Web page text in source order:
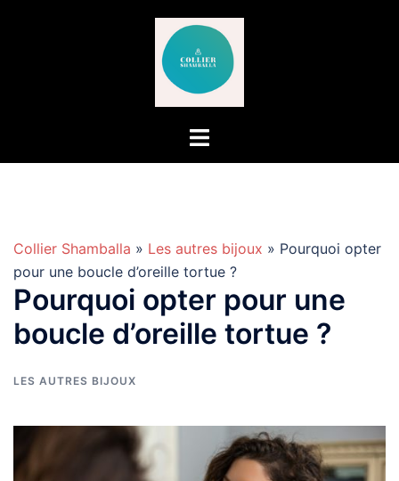
Collier Shamballa » Les autres bijoux » Pourquoi opter
pour une boucle d’oreille tortue ?
Pourquoi opter pour une
boucle d’oreille tortue ?
LES AUTRES BIJOUX